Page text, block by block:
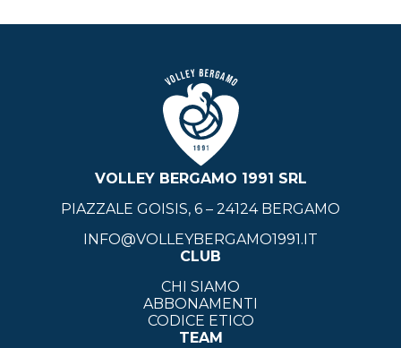
VOLLEY BERGAMO 1991 SRL
PIAZZALE GOISIS, 6 – 24124 BERGAMO
INFO@VOLLEYBERGAMO1991.IT
CLUB
CHI SIAMO
ABBONAMENTI
CODICE ETICO
TEAM